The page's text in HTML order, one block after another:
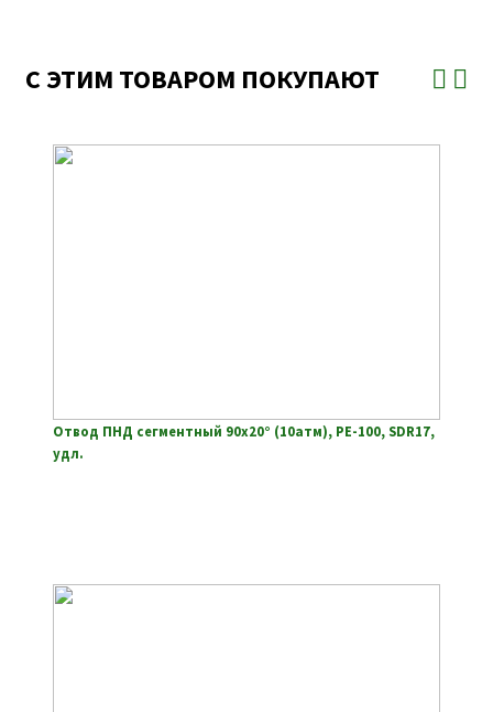
С ЭТИМ ТОВАРОМ ПОКУПАЮТ
Отвод ПНД сегментный 90х20° (10атм), РЕ-100, SDR17,
удл.